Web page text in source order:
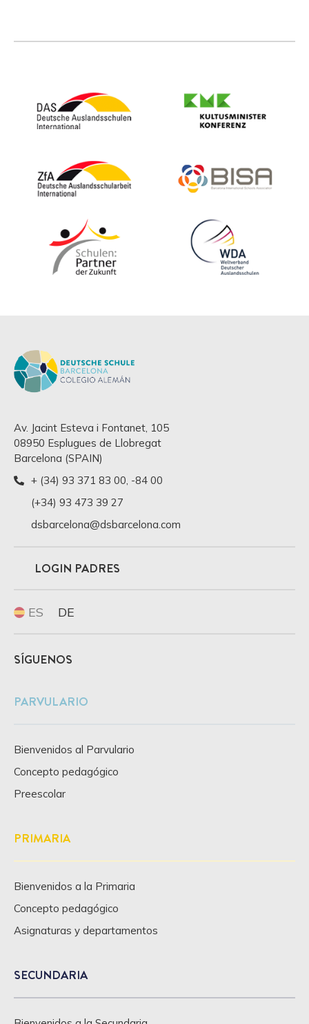
Av. Jacint Esteva i Fontanet, 105
08950 Esplugues de Llobregat
Barcelona (SPAIN)
+ (34) 93 371 83 00 -84 00
(+34) 93 473 39 27
dsbarcelona@dsbarcelona.com
LOGIN PADRES
ES DE
SÍGUENOS
PARVULARIO
Bienvenidos al Parvulario
Concepto pedagógico
Preescolar
PRIMARIA
Bienvenidos a la Primaria
Concepto pedagógico
Asignaturas y departamentos
SECUNDARIA